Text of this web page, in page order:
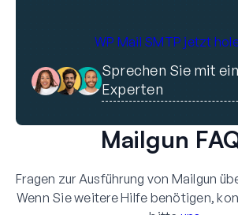
WP Mail SMTP jetzt
Sprechen Sie mit
Experten
Mailgun
Fragen zur Ausführung von Mailgun
Wenn Sie weitere Hilfe benötigen,